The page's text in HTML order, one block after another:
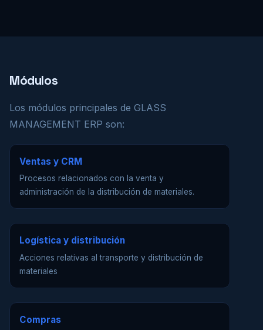
Módulos
Los módulos principales de GLASS
MANAGEMENT ERP son:
Ventas y CRM
Procesos relacionados con la venta y
administración de la distribución de materiales.
Logística y distribución
Acciones relativas al transporte y distribución de
materiales
Compras